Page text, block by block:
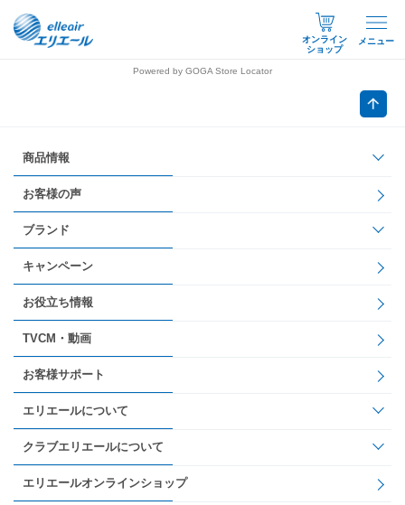
オンライン
ショップ
メニュー
Powered by GOGA Store Locator
商品情報
お客様の声
ブランド
キャンペーン
お役立ち情報
TVCM・動画
お客様サポート
エリエールについて
クラブエリエールについて
エリエールオンラインショップ